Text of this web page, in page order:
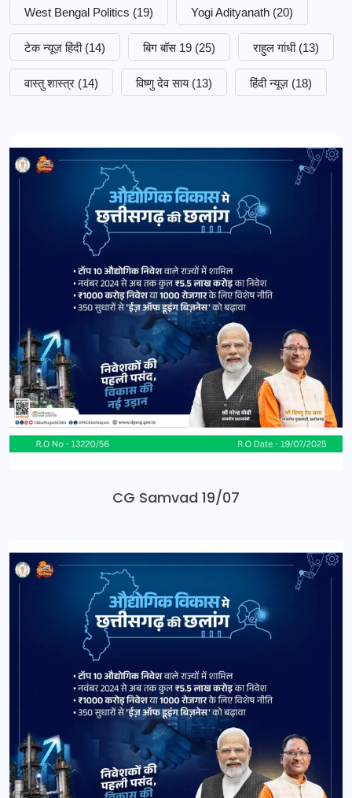
West Bengal Politics (19) Yogi Adityanath (20)
टेक न्यूज़ हिंदी (14) बिग बॉस 19 (25) राहुल गांधी (13)
वास्तु शास्त्र (14) विष्णु देव साय (13) हिंदी न्यूज़ (18)
CG Samvad 19/07